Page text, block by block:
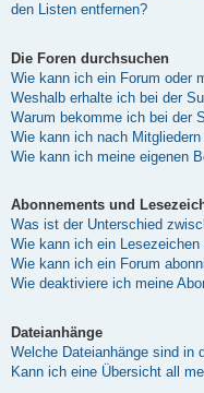
den Listen entfernen?
Die Foren durchsuchen
Wie kann ich ein Forum oder
Weshalb erhalte ich bei der
Warum bekomme ich bei der
Wie kann ich nach
Wie kann ich meine eigenen
Abonnements und
Was ist der Unterschied
Wie kann ich ein
Wie kann ich ein Forum
Wie deaktiviere ich meine
Dateianhänge
Welche Dateianhänge sind in
Kann ich eine Übersicht all